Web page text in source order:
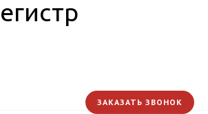
ЗАКАЗАТЬ ЗВОНОК